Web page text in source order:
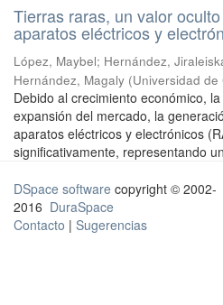
Tierras raras, un valor
aparatos eléctricos y
López, Maybel; Hernández,
Hernández, Magaly (Universidad de
Debido al crecimiento económico,
expansión del mercado, la
aparatos eléctricos y electrónicos
significativamente, representando
DSpace software copyright © 2002-
2016 DuraSpace
Contacto | Sugerencias